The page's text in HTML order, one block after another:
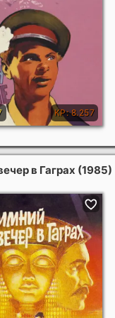
в Гаграх (1985)